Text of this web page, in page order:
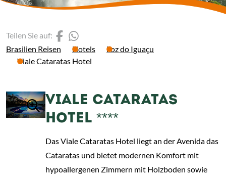
Brasilien Reisen Hotels
Foz do Iguaçu
Viale Cataratas Hotel
Teilen Sie auf: (Link öffnet einen neuen
VIALE CATARATAS
HOTEL ****
Das Viale Cataratas Hotel liegt an der Avenida das
Cataratas und bietet modernen Komfort mit
hypoallergenen Zimmern mit Holzboden sowie